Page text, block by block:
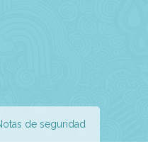
de seguridad